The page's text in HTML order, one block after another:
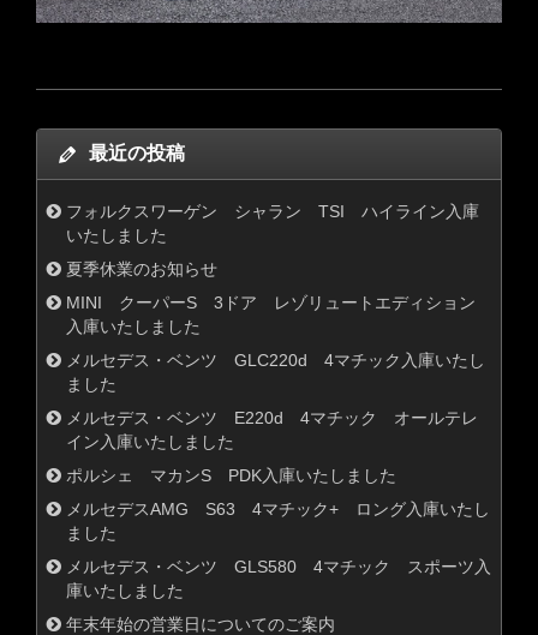
最近の投稿
フォルクスワーゲン シャラン TSI ハイライン入庫
いたしました
夏季休業のお知らせ
MINI クーパーS 3ドア レゾリュートエディション
入庫いたしました
メルセデス・ベンツ GLC220d 4マチック入庫いたし
ました
メルセデス・ベンツ E220d 4マチック オールテレ
イン入庫いたしました
ポルシェ マカンS PDK入庫いたしました
メルセデスAMG S63 4マチック+ ロング入庫いたし
ました
メルセデス・ベンツ GLS580 4マチック スポーツ入
庫いたしました
年末年始の営業日についてのご案内